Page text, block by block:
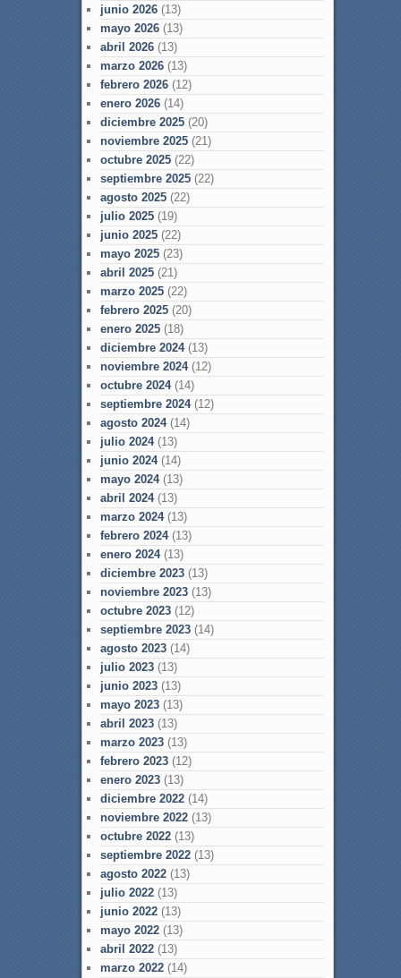
junio 2026(13)
mayo 2026(13)
abril 2026(13)
marzo 2026(13)
febrero 2026(12)
enero 2026(14)
diciembre 2025(20)
noviembre 2025(21)
octubre 2025(22)
septiembre 2025(22)
agosto 2025(22)
julio 2025(19)
junio 2025(22)
mayo 2025(23)
abril 2025(21)
marzo 2025(22)
febrero 2025(20)
enero 2025(18)
diciembre 2024(13)
noviembre 2024(12)
octubre 2024(14)
septiembre 2024(12)
agosto 2024(14)
julio 2024(13)
junio 2024(14)
mayo 2024(13)
abril 2024(13)
marzo 2024(13)
febrero 2024(13)
enero 2024(13)
diciembre 2023(13)
noviembre 2023(13)
octubre 2023(12)
septiembre 2023(14)
agosto 2023(14)
julio 2023(13)
junio 2023(13)
mayo 2023(13)
abril 2023(13)
marzo 2023(13)
febrero 2023(12)
enero 2023(13)
diciembre 2022(14)
noviembre 2022(13)
octubre 2022(13)
septiembre 2022(13)
agosto 2022(13)
julio 2022(13)
junio 2022(13)
mayo 2022(13)
abril 2022(13)
marzo 2022(14)